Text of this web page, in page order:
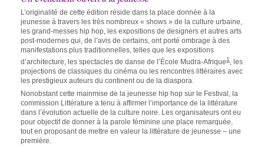
L’originalité de cette édition réside dans la place donnée à la
jeunesse à travers les très nombreux « shows » de la culture urbaine,
les grand-messes hip hop, les expositions de designers et autres arts
post-modernes qui, de l’avis de certains, ont porté ombrage à des
manifestations plus traditionnelles, telles que les expositions
d’architecture, les spectacles de danse de l’École Mudra-Afrique1 , les
projections de classiques du cinéma ou les rencontres littéraires avec
les prestigieux auteurs du continent ou de la diaspora.
Nonobstant cette mainmise de la jeunesse hip hop sur le Festival, la
commission Littérature a tenu à affirmer l’importance de la littérature
dans l’évolution actuelle de la culture noire. Les organisateurs ont eu
pour objectif de donner à la parole féminine une place remarquée,
tout en proposant de mettre en valeur la littérature de jeunesse – une
première.